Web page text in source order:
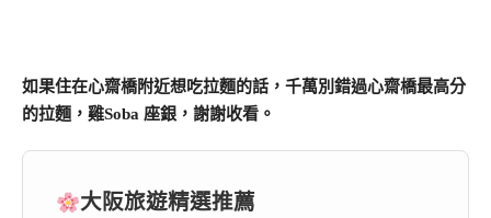
如果住在心齋橋附近想吃拉麵的話，千萬別錯過心齋橋最高分
的拉麵，雞Soba 座銀，謝謝收看。
大阪旅遊精選推薦